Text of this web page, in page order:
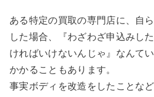
ある特定の買取の専門店に、自
した場合、『わざわざ申込みし
ければいけないんじゃ』なんて
かかることもあります。
事実ボディを改造をしたことな